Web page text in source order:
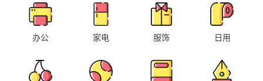
办公 家电 服饰 日用